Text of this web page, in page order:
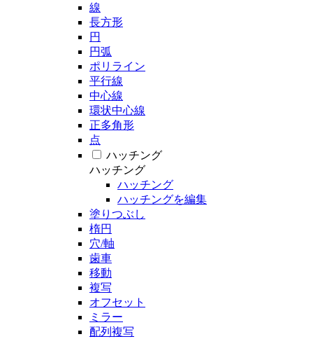
線
長方形
円
円弧
ポリライン
平行線
中心線
環状中心線
正多角形
点
ハッチング
ハッチング
ハッチング
ハッチングを編集
塗りつぶし
楕円
穴/軸
歯車
移動
複写
オフセット
ミラー
配列複写